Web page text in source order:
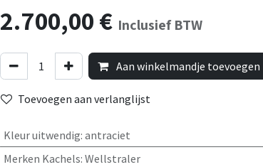
2.700,00€ Inclusief BTW
Aan winkelmandje toevoegen
Toevoegen aan verlanglijst
Kleur uitwendig: antraciet
Merken Kachels: Wellstraler